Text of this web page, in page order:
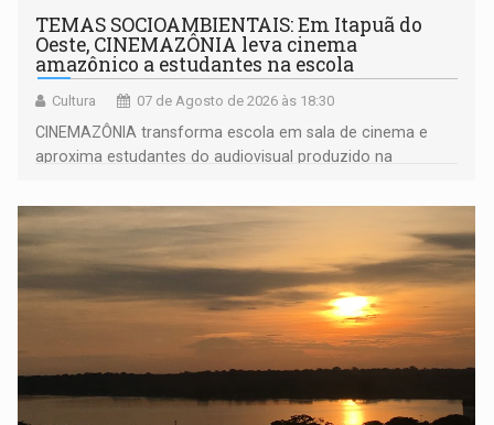
TEMAS SOCIOAMBIENTAIS: Em Itapuã do
Oeste, CINEMAZÔNIA leva cinema
amazônico a estudantes na escola
Cultura 07 de Agosto de 2026 às 18:30
CINEMAZÔNIA transforma escola em sala de cinema e
aproxima estudantes do audiovisual produzido na